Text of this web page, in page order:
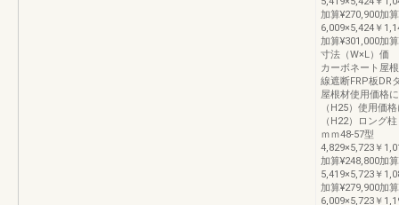
加算¥270,900加
6,009×5,424￥
加算¥301,000加
寸法（W×L）価
カーボネート屋
線遮断FRP板DR
屋根材使用価格
（H25）使用価
（H22）ロング
ｍｍ48-57型
4,829×5,723￥
加算¥248,800加
5,419×5,723￥
加算¥279,900加
6,009×5,723￥